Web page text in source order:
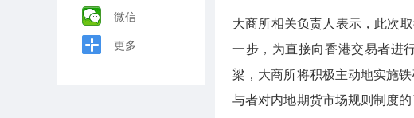
微信
更多
大商所相关负责人表示，此次
一步，为直接向香港交易者进
梁，大商所将积极主动地实施
与者对内地期货市场规则制度